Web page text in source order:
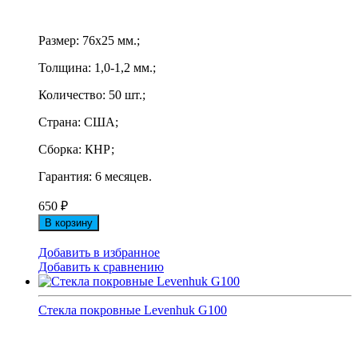
Размер: 76х25 мм.;
Толщина: 1,0-1,2 мм.;
Количество: 50 шт.;
Страна: США;
Сборка: КНР;
Гарантия: 6 месяцев.
650 ₽
В корзину
Добавить в избранное
Добавить к сравнению
Стекла покровные Levenhuk G100